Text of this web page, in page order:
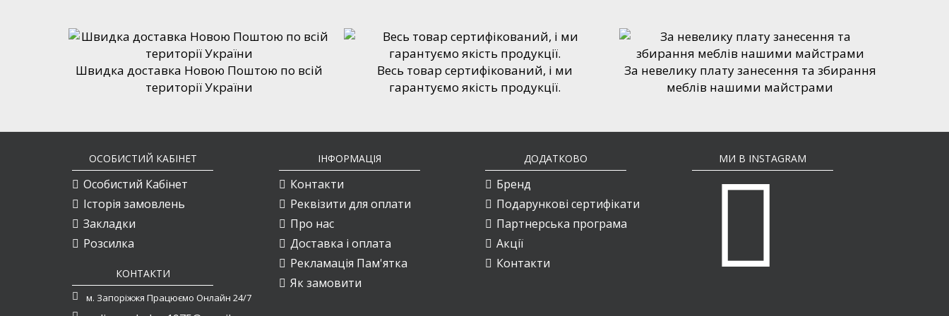
Швидка доставка Новою Поштою по всій
території України
Весь товар сертифікований, і ми
гарантуємо якість продукції.
За невелику плату занесення та збирання
меблів нашими майстрами
ОСОБИСТИЙ КАБІНЕТ
Особистий Кабінет
Історія замовлень
Закладки
Розсилка
КОНТАКТИ
м. Запоріжжя Працюємо Онлайн 24/7
ІНФОРМАЦІЯ
Контакти
Реквізити для оплати
Про нас
Доставка і оплата
Рекламація Пам'ятка
Як замовити
ДОДАТКОВО
Бренд
Подарункові сертифікати
Партнерська програма
Акції
Контакти
МИ В INSTAGRAM